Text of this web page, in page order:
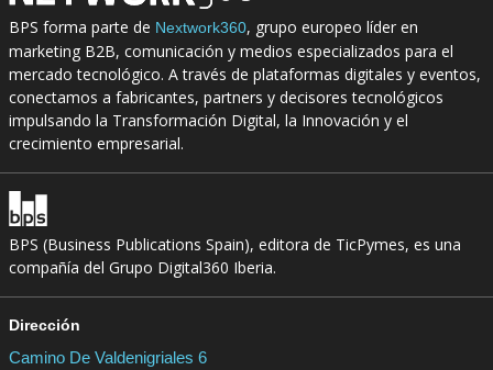
BPS forma parte de Nextwork360, grupo europeo líder en
marketing B2B, comunicación y medios especializados para el
mercado tecnológico. A través de plataformas digitales y eventos,
conectamos a fabricantes, partners y decisores tecnológicos
impulsando la Transformación Digital, la Innovación y el
crecimiento empresarial.
BPS (Business Publications Spain), editora de TicPymes, es una
compañía del Grupo Digital360 Iberia.
Dirección
Camino De Valdenigriales 6